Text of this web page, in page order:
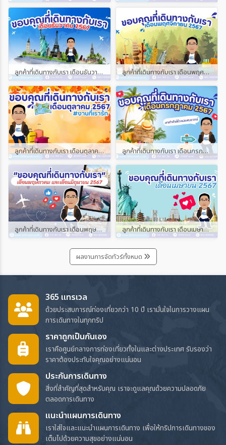
ลูกค้าที่เดินทางกับเรา เดือนธันวาคม 2567 ลูกค้าที่เดินทางกับเรา เดือนพฤศจิกายน 2567
ลูกค้าที่เดินทางกับเรา เดือนตุลาคม 2567 ลูกค้าที่เดินทางกับเรา เดือนกรกฎาคม 2567
ลูกค้าที่เดินทางกับเรา เดือนพฤษภาคม และมิถุนายน 2567 ลูกค้าที่เดินทางกับเรา เดือนเมษายน 2567
ผลงานการจัดทัวร์ทั้งหมด
365 แทรเวล
ด้วยประสบการณ์ท่องเที่ยวกว่า 10 ปี เรามั่นใจในการวางแผน
การเดินทางในทุกทริป
ราคาถูกเป็นกันเอง
เราคือศูนย์กลางการท่องเที่ยวทั้งในและต่างประเทศ รับรองว่า
ราคาต้องประทับใจคุณอย่างแน่นอน
ประกันการเดินทาง
สิ่งที่สำคัญที่สุดสำหรับคุณ เราจะดูแลคุณด้วยความปลอดภัย
ตลอดการเดินทาง
แนะนำแผนการเดินทาง
เราใส่ใจและแนะนำแผนการเดินทาง เพื่อให้ทริปการเดินทางของ
เต็มไปด้วยความสุขอย่างแน่นอน